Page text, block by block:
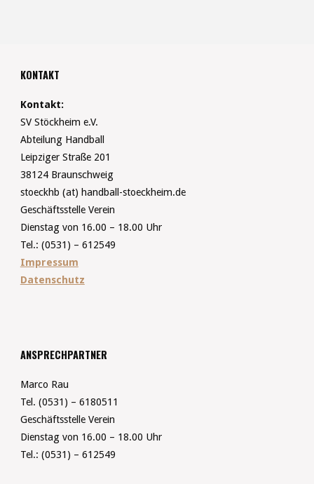
KONTAKT
Kontakt:
SV Stöckheim e.V.
Abteilung Handball
Leipziger Straße 201
38124 Braunschweig
stoeckhb (at) handball-stoeckheim.de
Geschäftsstelle Verein
Dienstag von 16.00 – 18.00 Uhr
Tel.: (0531) – 612549
Impressum
Datenschutz
ANSPRECHPARTNER
Marco Rau
Tel. (0531) – 6180511
Geschäftsstelle Verein
Dienstag von 16.00 – 18.00 Uhr
Tel.: (0531) – 612549